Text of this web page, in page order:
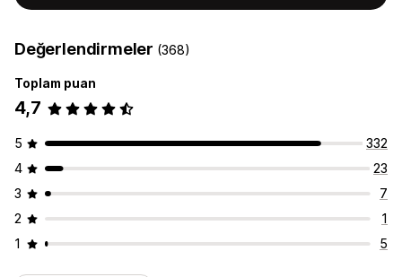
Değerlendirmeler (368)
Toplam puan
4,7
5
332
4
23
3
7
2
1
1
5